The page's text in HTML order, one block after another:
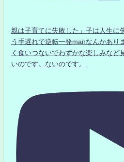
親は子育てに失敗した」子は人生に
う手遅れで逆転一発manなんかあり
く食いつないでわずかな楽しみなど
いのです。ないのです。